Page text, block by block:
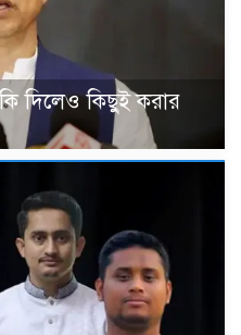
দিলেও কিছুই করার